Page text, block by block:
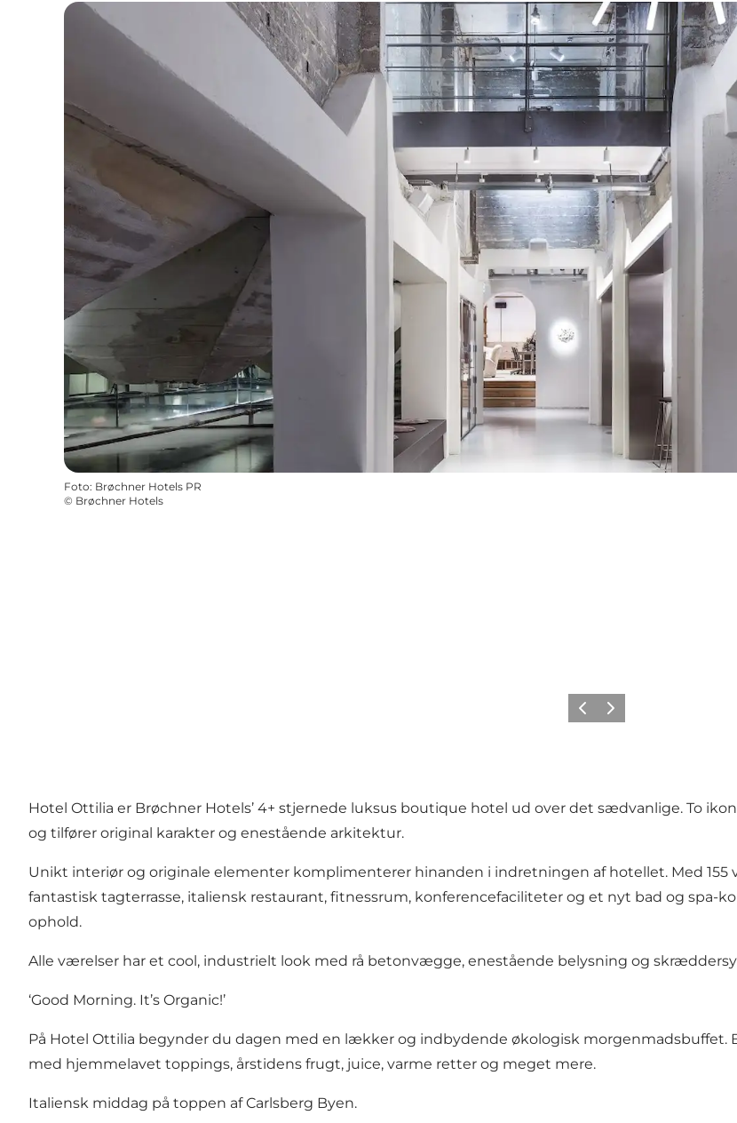
Foto: Brøchner Hotels PR
© Brøchner Hotels
ForrigeNæste
Hotel Ottilia er Brøchner Hotels’ 4+ stjernede luksus boutique hotel ud over det sædvanlige. To
og tilfører original karakter og enestående arkitektur.
Unikt interiør og originale elementer komplimenterer hinanden i indretningen af hotellet. Med
fantastisk tagterrasse, italiensk restaurant, fitnessrum, konferencefaciliteter og et nyt bad og spa-
ophold.
Alle værelser har et cool, industrielt look med rå betonvægge, enestående belysning og
‘Good Morning. It’s Organic!’
På Hotel Ottilia begynder du dagen med en lækker og indbydende økologisk morgenmadsbuffet.
med hjemmelavet toppings, årstidens frugt, juice, varme retter og meget mere.
Italiensk middag på toppen af Carlsberg Byen.